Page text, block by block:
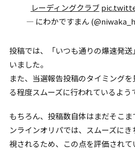
レーディングクラブ
— にわかですまん
投稿では、「いつも通りの爆速発
いました。
また、当選報告投稿のタイミング
る程度スムーズに行われているよう
もちろん、投稿数自体はまだそこ
ンラインオリパでは、スムーズに
視されるため、この点を評価されて